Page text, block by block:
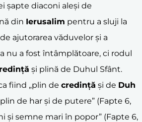
șapte diaconi aleși de
din Ierusalim pentru a sluji la
ajutorarea văduvelor și a
nu a fost întâmplătoare, ci rodul
și plină de Duhul Sfânt.
fiind „plin de credință și de Duh
de har și de putere” (Fapte 6,
și semne mari în popor” (Fapte 6,